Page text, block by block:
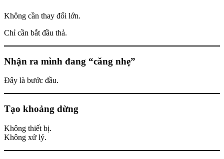
Không cần thay đổi lớn.
Chỉ cần bắt đầu thả.
Nhận ra mình đang “căng nhẹ”
Đây là bước đầu.
Tạo khoảng dừng
Không thiết bị.
Không xử lý.